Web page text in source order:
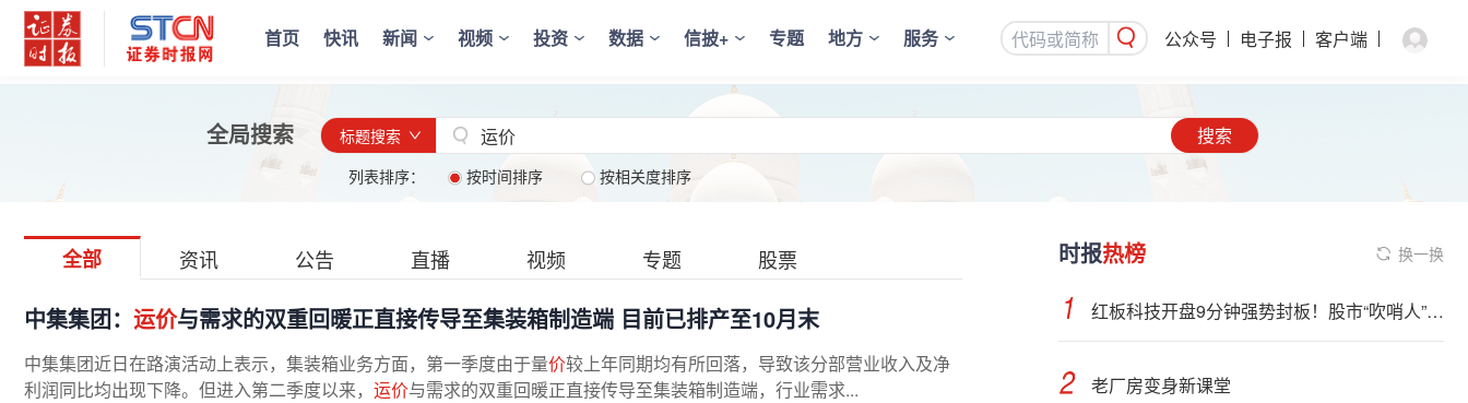
首页 快讯 新闻 视频 投资 数据 信披+ 专题 地方 服务 公众号 电子报 客户端
全局搜索 标题搜索 搜索
列表排序： 按时间排序 按相关度排序
全部 资讯 公告 直播 视频 专题 股票
中集集团： 运价与需求的双重回暖正直接传导至集装箱制造端 目前已排产至10月末
中集集团近日在路演活动上表示，集装箱业务方面，第一季度由于量价较上年同期均有所回落，导致该分部营业收入及净
利润同比均出现下降。但进入第二季度以来， 运价与需求的双重回暖正直接传导至集装箱制造端，行业需求...
时报热榜 换一换
红板科技开盘9分钟强势封板！股市“吹哨人”突然改口！市场风向变了？
老厂房变身新课堂